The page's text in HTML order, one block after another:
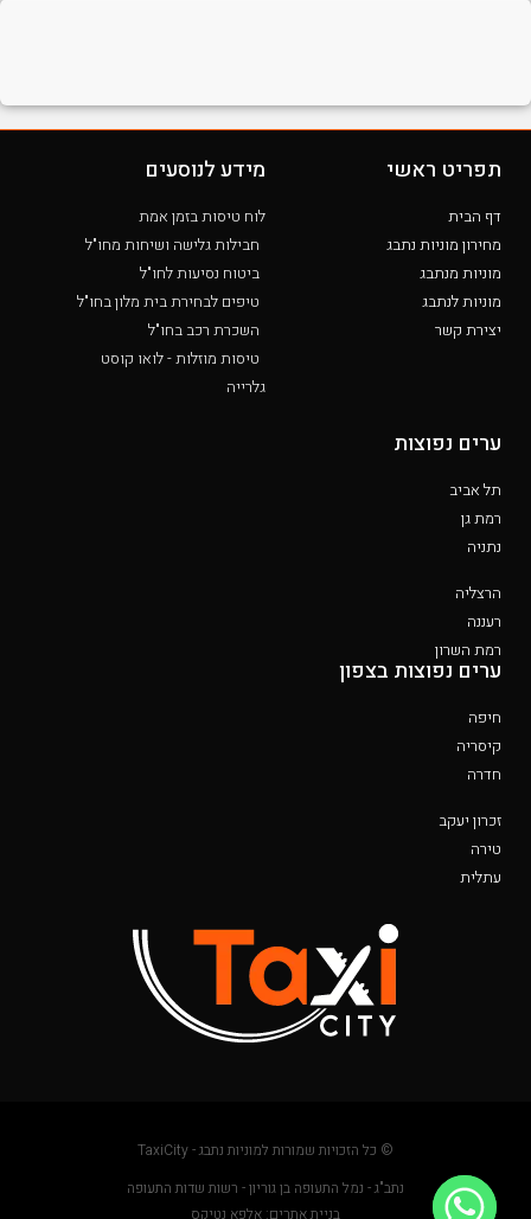
תפריט ראשי
דף הבית
מחירון מוניות נתבג
מוניות מנתבג
מוניות לנתבג
יצירת קשר
מידע לנוסעים
לוח טיסות בזמן אמת
חבילות גלישה ושיחות מחו"ל
ביטוח נסיעות לחו"ל
טיפים לבחירת בית מלון בחו"ל
השכרת רכב בחו"ל
טיסות מוזלות - לואו קוסט
גלרייה
ערים נפוצות
תל אביב
רמת גן
נתניה
הרצליה
רעננה
רמת השרון
ערים נפוצות בצפון
חיפה
קיסריה
חדרה
זכרון יעקב
טירה
עתלית
© כל הזכויות שמורות למוניות נתבג - TaxiCity
נתב"ג - נמל התעופה בן גוריון - רשות שדות התעופה
בניית אתרים: אלפא נטיקס